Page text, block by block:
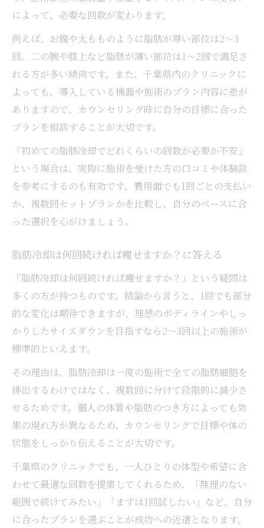
によって、必要な回数が変わります。
例えば、お腹や太もものように脂肪が厚い部位は2〜3
回、二の腕や膝上など脂肪が薄い部位は1〜2回で満足さ
れる方が多い傾向です。また、千葉県内のクリニックに
よっても、導入している機器や施術のプラン内容に差が
ありますので、カウンセリング時に自分の目標に合った
プランを相談することが大切です。
「初めての脂肪冷却でどれくらいの回数が必要か不安」
という場合は、実際に施術を受けた方の口コミや体験談
を参考にするのも有効です。費用面でも1回ごとの支払い
か、複数回セットプランかを比較し、自分のペースに合
った選択を心がけましょう。
脂肪冷却は何回続ければ痩せますか？に答える
「脂肪冷却は何回続ければ痩せますか？」という疑問は
多くの方が持つものです。結論から言うと、1回でも部分
的な変化は期待できますが、理想のボディラインやしっ
かりしたサイズダウンを目指すなら2〜3回以上の施術が
標準的といえます。
その理由は、脂肪冷却は一度の施術で全ての脂肪細胞を
排出するわけではなく、複数回に分けて段階的に減少さ
せるためです。個人の体質や脂肪のつき方によっても効
果の現れ方が異なるため、カウンセリングで目標や体の
状態をしっかり伝えることが大切です。
千葉県のクリニックでも、一人ひとりの体型や希望に合
わせて最適な回数を提案してくれるため、「無理のない
範囲で続けてみたい」「まずは1回試したい」など、自分
に合ったプランを選ぶことが成功への近道となります。